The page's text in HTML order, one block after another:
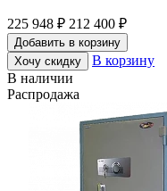
225 948 ₽ 212 400 ₽
Добавить в корзину
Хочу скидку
В корзину
В наличии
Распродажа